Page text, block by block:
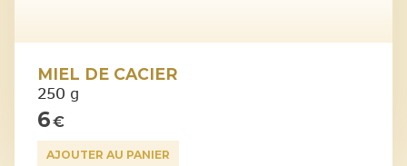
MIEL DE CACIER
250 g
6€
AJOUTER AU PANIER